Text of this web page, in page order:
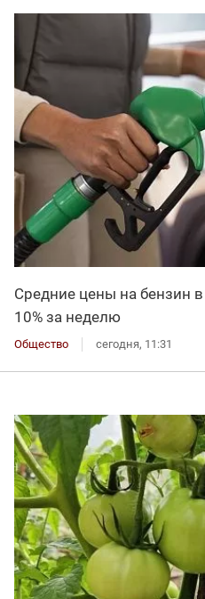
Средние цены на бензин
10% за неделю
Общество сегодня, 11:31